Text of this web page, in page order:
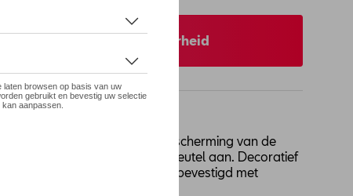
uw dealer voor beschikbaarheid
materialen die bescherming van de
zich perfect aan de originele sleutel aan. Decoratief
automodel (TOLEDO), het is bevestigd met
inbegrepen.